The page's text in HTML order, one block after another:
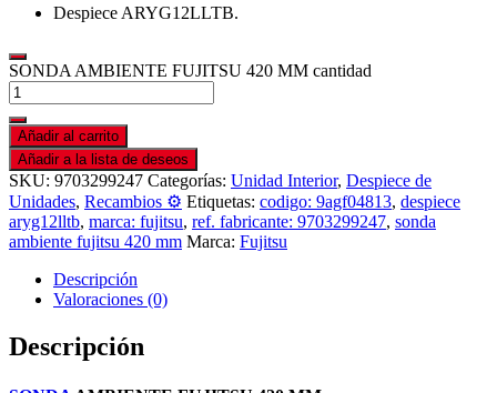
Despiece ARYG12LLTB.
SONDA AMBIENTE FUJITSU 420 MM cantidad
Añadir al carrito
Añadir a la lista de deseos
SKU: 9703299247 Categorías: Unidad Interior, Despiece de
Unidades, Recambios ⚙️ Etiquetas: codigo: 9agf04813, despiece
aryg12lltb, marca: fujitsu, ref. fabricante: 9703299247, sonda
ambiente fujitsu 420 mm Marca: Fujitsu
Descripción
Valoraciones (0)
Descripción